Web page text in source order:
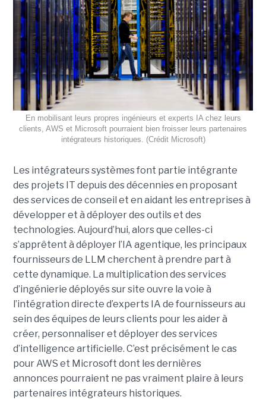
En mobilisant leurs propres ingénieurs et experts IA chez leurs
clients, AWS et Microsoft pourraient bien froisser leurs partenaires
intégrateurs historiques. (Crédit Microsoft)
Les intégrateurs systèmes font partie intégrante
des projets IT depuis des décennies en proposant
des services de conseil et en aidant les entreprises à
développer et à déployer des outils et des
technologies. Aujourd’hui, alors que celles-ci
s’apprêtent à déployer l’IA agentique, les principaux
fournisseurs de LLM cherchent à prendre part à
cette dynamique. La multiplication des services
d’ingénierie déployés sur site ouvre la voie à
l’intégration directe d’experts IA de fournisseurs au
sein des équipes de leurs clients pour les aider à
créer, personnaliser et déployer des services
d’intelligence artificielle. C’est précisément le cas
pour AWS et Microsoft dont les dernières
annonces pourraient ne pas vraiment plaire à leurs
partenaires intégrateurs historiques.